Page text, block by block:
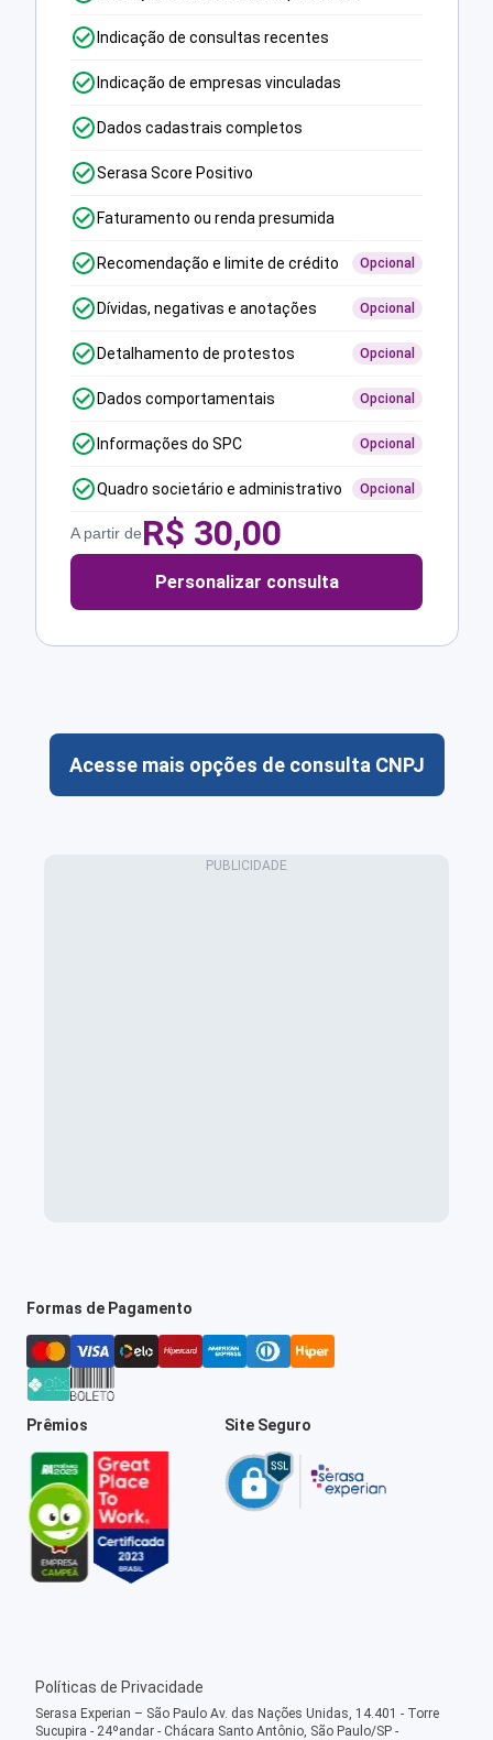
Indicação de consultas recentes
Indicação de empresas vinculadas
Dados cadastrais completos
Serasa Score Positivo
Faturamento ou renda presumida
Recomendação e limite de crédito Opcional
Dívidas, negativas e anotações Opcional
Detalhamento de protestos Opcional
Dados comportamentais Opcional
Informações do SPC Opcional
Quadro societário e administrativo Opcional
A partir deR$ 30,00
Personalizar consulta
Acesse mais opções de consulta CNPJ
Formas de Pagamento
Prêmios Site Seguro
Políticas de Privacidade
Serasa Experian – São Paulo Av. das Nações Unidas, 14.401 - Torre
Sucupira - 24ºandar - Chácara Santo Antônio, São Paulo/SP -